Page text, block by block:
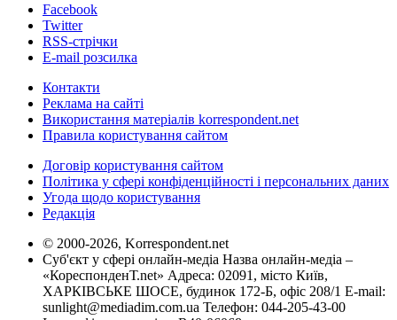
Facebook
Twitter
RSS-стрічки
E-mail розсилка
Контакти
Реклама на сайті
Використання матеріалів korrespondent.net
Правила користування сайтом
Договір користування сайтом
Політика у сфері конфіденційності і персональних даних
Угода щодо користування
Редакція
© 2000-2026, Korrespondent.net
Суб'єкт у сфері онлайн-медіа Назва онлайн-медіа –
«КореспонденТ.net» Адреса: 02091, місто Київ,
ХАРКІВСЬКЕ ШОСЕ, будинок 172-Б, офіс 208/1 E-mail:
sunlight@mediadim.com.ua Телефон: 044-205-43-00